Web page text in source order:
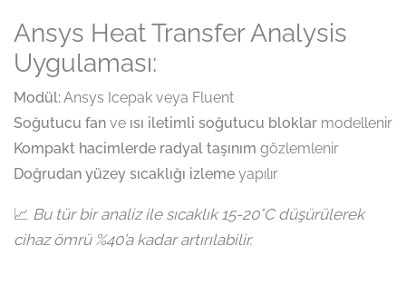
Ansys Heat Transfer Analysis
Uygulaması:
Modül:Ansys Icepak veya Fluent
Soğutucu fan ve ısı iletimli soğutucu bloklar modellenir
Kompakt hacimlerde radyal taşınım gözlemlenir
Doğrudan yüzey sıcaklığı izleme yapılır
📈 Bu tür bir analiz ile sıcaklık 15-20°C düşürülerek
cihaz ömrü %40’a kadar artırılabilir.